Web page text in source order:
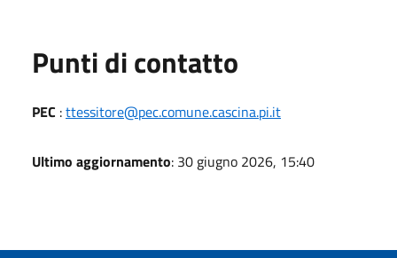
Punti di contatto
PEC :ttessitore@pec.comune.cascina.pi.it
Ultimo aggiornamento: 30 giugno 2026, 15:40